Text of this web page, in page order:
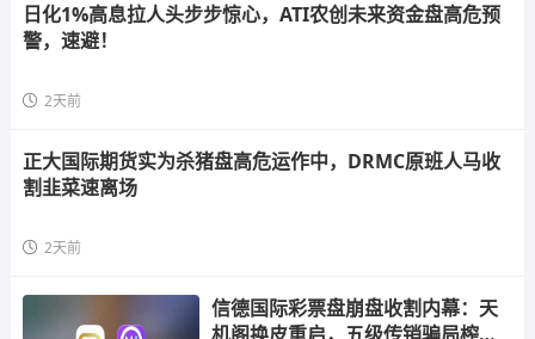
日化1%高息拉人头步步惊心，ATI农创未来资金盘高危预
警，速避！
2天前
正大国际期货实为杀猪盘高危运作中，DRMC原班人马收
割韭菜速离场
2天前
信德国际彩票盘崩盘收割内幕：天